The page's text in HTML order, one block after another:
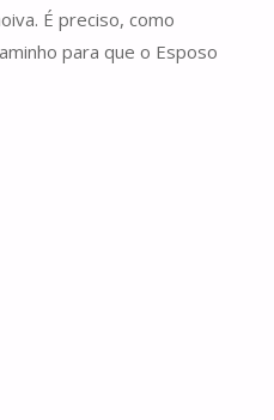
É preciso, como
para que o Esposo